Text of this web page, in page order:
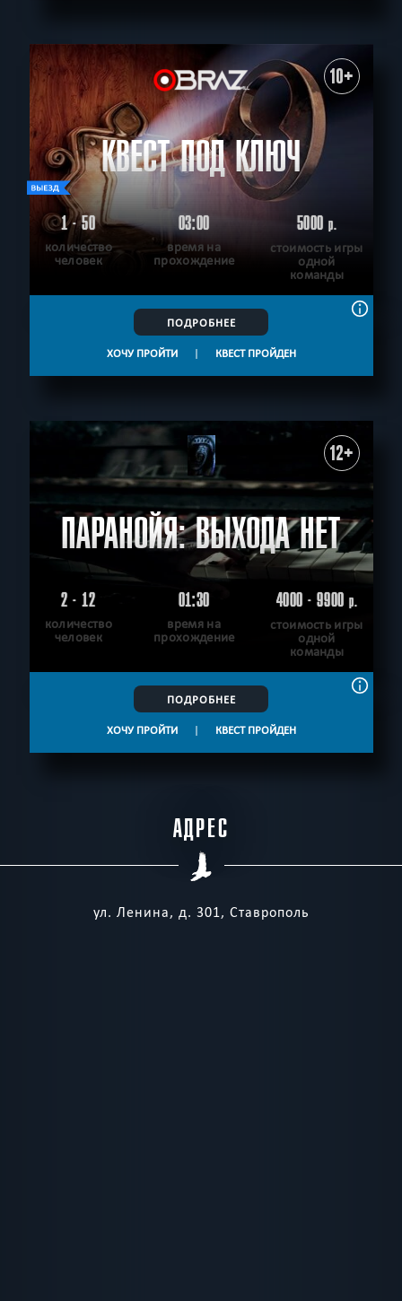
10+
КВЕСТ ПОД КЛЮЧ
1 - 50
количество
человек
03:00
время на
прохождение
5000р.
стоимость игры
одной
команды
ПОДРОБНЕЕ
ХОЧУ ПРОЙТИ | КВЕСТ ПРОЙДЕН
12+
ПАРАНОЙЯ: ВЫХОДА НЕТ
2 - 12
количество
человек
01:30
время на
прохождение
4000 - 9900р.
стоимость игры
одной
команды
ПОДРОБНЕЕ
ХОЧУ ПРОЙТИ | КВЕСТ ПРОЙДЕН
АДРЕС
ул. Ленина, д. 301, Ставрополь